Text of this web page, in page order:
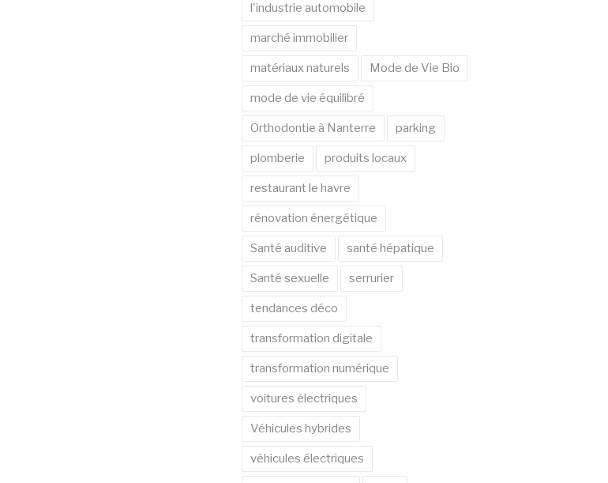
l'industrie automobile
marché immobilier
matériaux naturels Mode de Vie Bio
mode de vie équilibré
Orthodontie à Nanterre parking
plomberie produits locaux
restaurant le havre
rénovation énergétique
Santé auditive santé hépatique
Santé sexuelle serrurier
tendances déco
transformation digitale
transformation numérique
voitures électriques
Véhicules hybrides
véhicules électriques